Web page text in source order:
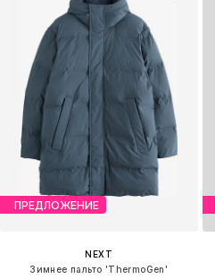
ПРЕДЛОЖЕНИЕ
NEXT
Зимнее пальто 'ThermoGen'